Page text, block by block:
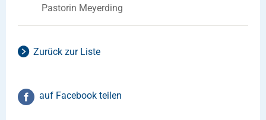
Pastorin Meyerding
Zurück zur Liste
auf Facebook teilen